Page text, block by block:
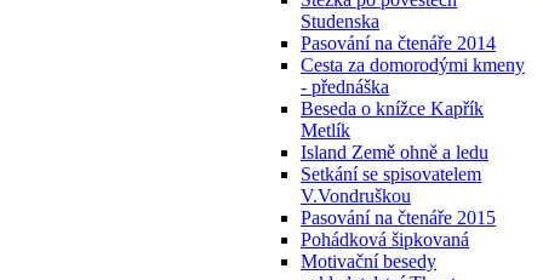
Studenska
Pasování na čtenáře 2014
Cesta za domorodými kmeny
- přednáška
Beseda o knížce Kapřík
Metlík
Island Země ohně a ledu
Setkání se spisovatelem
V.Vondruškou
Pasování na čtenáře 2015
Pohádková šipkovaná
Motivační besedy